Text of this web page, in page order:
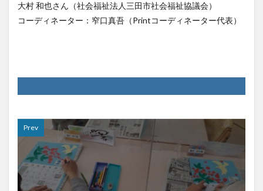
大村 和也さん（社会福祉法人三田市社会福祉協議会）
コーディネーター：窄口真吾（Printコーディネーター代表）
Prev